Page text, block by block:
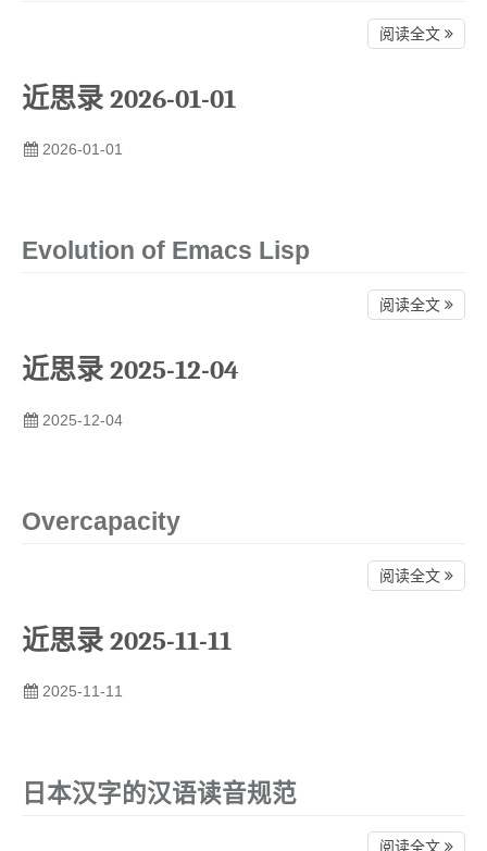
阅读全文
近思录 2026-01-01
2026-01-01
Evolution of Emacs Lisp
阅读全文
近思录 2025-12-04
2025-12-04
Overcapacity
阅读全文
近思录 2025-11-11
2025-11-11
日本汉字的汉语读音规范
阅读全文